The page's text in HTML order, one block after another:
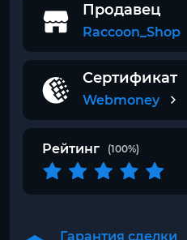
Продавец
Raccoon_Shop
Сертификат
Webmoney
Рейтинг (100%)
Гарантия сделки